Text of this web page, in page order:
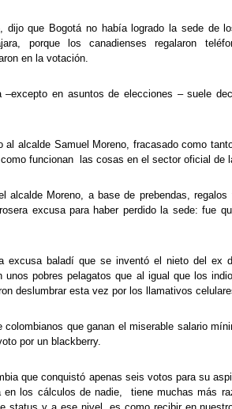
dijo que Bogotá no había logrado la sede de
porque los canadienses regalaron
en la votación.
en asuntos de elecciones – suele
alcalde Samuel Moreno, fracasado como
funcionan las cosas en el sector oficial de
alcalde Moreno, a base de prebendas,
excusa para haber perdido la sede: fue
excusa baladí que se inventó el nieto del ex
unos pobres pelagatos que al igual que los
deslumbrar esta vez por los llamativos
colombianos que ganan el miserable salario
por un blackberry.
que conquistó apenas seis votos para su
los cálculos de nadie, tiene muchas más
status y a ese nivel, es como recibir en